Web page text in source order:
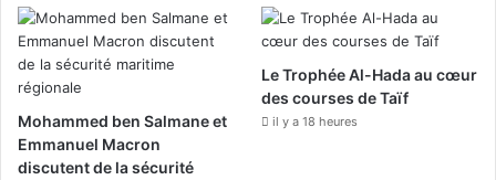
m
Mohammed ben Salmane et
Emmanuel Macron
discutent de la sécurité
Le Trophée Al-Hada au cœur
des courses de Taïf
il y a 18 heures